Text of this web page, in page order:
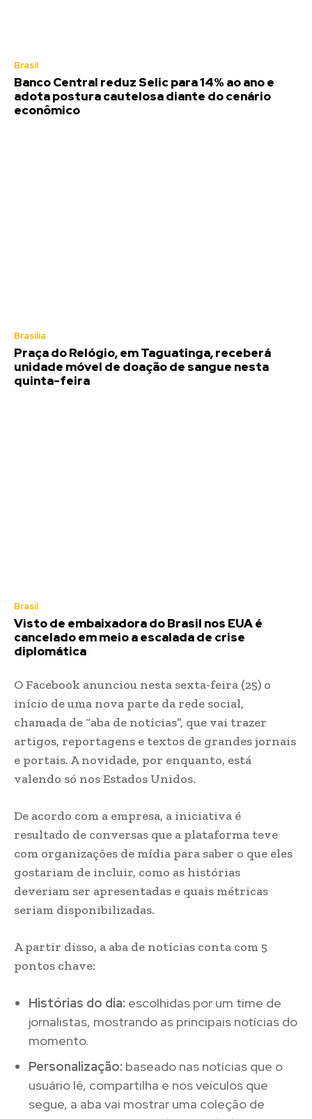
Brasil
Banco Central reduz Selic para 14% ao ano e
adota postura cautelosa diante do cenário
econômico
Brasília
Praça do Relógio, em Taguatinga, receberá
unidade móvel de doação de sangue nesta
quinta-feira
Brasil
Visto de embaixadora do Brasil nos EUA é
cancelado em meio a escalada de crise
diplomática
O Facebook anunciou nesta sexta-feira (25) o
início de uma nova parte da rede social,
chamada de “aba de notícias”, que vai trazer
artigos, reportagens e textos de grandes jornais
e portais. A novidade, por enquanto, está
valendo só nos Estados Unidos.
De acordo com a empresa, a iniciativa é
resultado de conversas que a plataforma teve
com organizações de mídia para saber o que eles
gostariam de incluir, como as histórias
deveriam ser apresentadas e quais métricas
seriam disponibilizadas.
A partir disso, a aba de notícias conta com 5
pontos chave:
Histórias do dia: escolhidas por um time de
jornalistas, mostrando as principais notícias do
momento.
Personalização: baseado nas notícias que o
usuário lê, compartilha e nos veículos que
segue, a aba vai mostrar uma coleção de